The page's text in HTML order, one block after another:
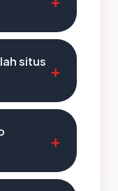
situs